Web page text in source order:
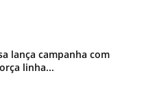
lança campanha com
linha...